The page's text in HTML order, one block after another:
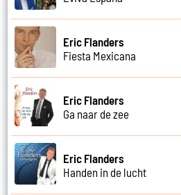
Eric Flanders
Fiesta Mexicana
Eric Flanders
Ga naar de zee
Eric Flanders
Handen in de lucht